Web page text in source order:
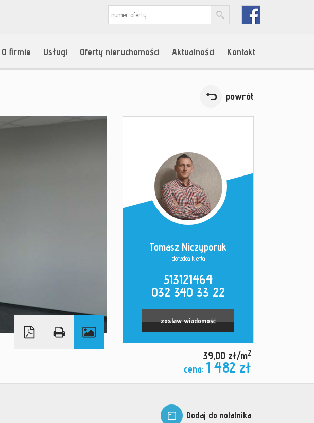
O firmie Usługi Oferty nieruchomości Aktualności Kontakt
powrót
Tomasz Niczyporuk
doradca klienta
513121464
032 340 33 22
zostaw wiadomość
39,00 zł/m2
cena: 1 482 zł
Dodaj do notatnika